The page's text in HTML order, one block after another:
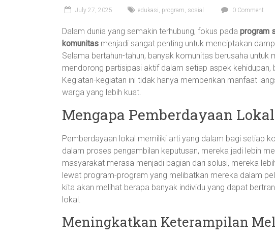
July 27, 2025 edukasi, program, sosial 0 Comment
Dalam dunia yang semakin terhubung, fokus pada program
komunitas menjadi sangat penting untuk menciptakan
Selama bertahun-tahun, banyak komunitas berusaha untuk
mendorong partisipasi aktif dalam setiap aspek kehidupan,
Kegiatan-kegiatan ini tidak hanya memberikan manfaat
warga yang lebih kuat.
Mengapa Pemberdayaan
Pemberdayaan lokal memiliki arti yang dalam bagi setiap
dalam proses pengambilan keputusan, mereka jadi lebih
masyarakat merasa menjadi bagian dari solusi, mereka
lewat program-program yang melibatkan mereka dalam
kita akan melihat berapa banyak individu yang dapat
lokal.
Meningkatkan Keterampilan